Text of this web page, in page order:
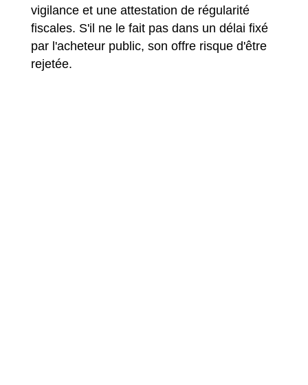
vigilance et une attestation de régularité
fiscales. S'il ne le fait pas dans un délai fixé
par l'acheteur public, son offre risque d'être
rejetée.